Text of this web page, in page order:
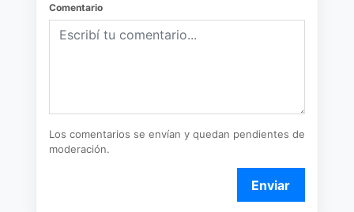
Comentario
Los comentarios se envían y quedan pendientes de
moderación.
Enviar